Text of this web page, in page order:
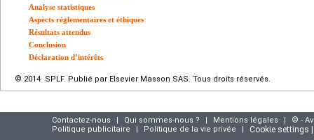
Analyse statistiques
Aspects réglementaires et éthiques
Résultats attendus
Conclusion
Déclaration d’intérêts
© 2014 SPLF. Publié par Elsevier Masson SAS. Tous droits réservés.
Contactez-nous Qui sommes-nous ? Mentions légales
© -
Politique publicitaire
Politique de la vie privée Cookie settings